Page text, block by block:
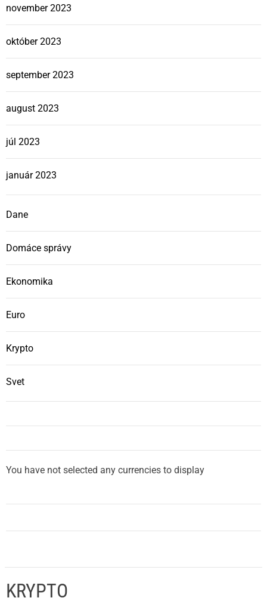
november 2023
október 2023
september 2023
august 2023
júl 2023
január 2023
Dane
Domáce správy
Ekonomika
Euro
Krypto
Svet
You have not selected any currencies to display
KRYPTO